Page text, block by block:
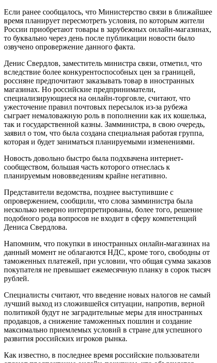
Если ранее сообщалось, что Министерство связи в ближайшее
время планирует пересмотреть условия, по которым жители
России приобретают товары в зарубежных онлайн-магазинах,
то буквально через день после публикации новости было
озвучено опровержение данного факта.
Денис Свердлов, заместитель министра связи, отметил, что
вследствие более конкурентоспособных цен за границей,
россияне предпочитают заказывать товар в иностранных
магазинах. Но российские предприниматели,
специализирующиеся на онлайн-торговле, считают, что
ужесточение правил почтовых пересылок из-за рубежа
сыграет немаловажную роль в пополнении как их кошелька,
так и государственной казны. Замминистра, в свою очередь,
заявил о том, что была создана специальная работая группа,
которая и будет заниматься планируемыми изменениями.
Новость довольно быстро была подхвачена интернет-
сообществом, большая часть которого отнеслась к
планируемым нововведениям крайне негативно.
Представители ведомства, позднее выступившие с
опровержением, сообщили, что слова замминистра была
несколько неверно интерпретированы, более того, решение
подобного рода вопросов не входит в сферу компетенций
Дениса Свердлова.
Напомним, что покупки в иностранных онлайн-магазинах на
данный момент не облагаются НДС, кроме того, свободны от
таможенных платежей, при условии, что общая сумма заказов
покупателя не превышает ежемесячную планку в сорок тысяч
рублей.
Специалисты считают, что введение новых налогов не самый
лучший выход из сложившейся ситуации, напротив, верной
политикой будут не заградительные меры для иностранных
продавцов, а снижение таможенных пошлин и создание
максимально приемлемых условий в стране для успешного
развития российских игроков рынка.
Как известно, в последнее время российские пользователи